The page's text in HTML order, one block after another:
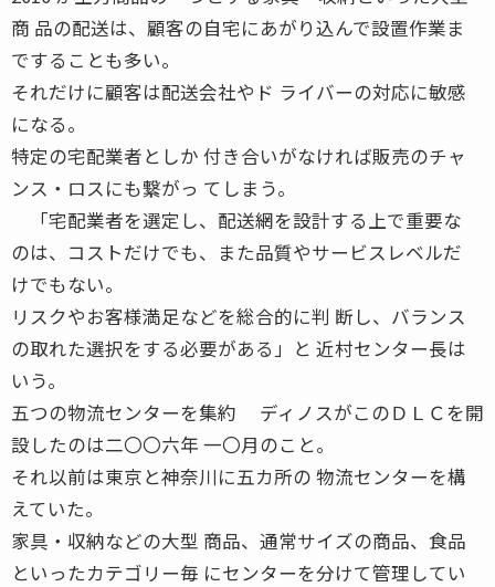
商 品の配送は、顧客の自宅にあがり込んで設置作業ま
ですることも多い。
それだけに顧客は配送会社やド ライバーの対応に敏感
になる。
特定の宅配業者としか 付き合いがなければ販売のチャ
ンス・ロスにも繋がっ てしまう。
「宅配業者を選定し、配送網を設計する上で重要な
のは、コストだけでも、また品質やサービスレベルだ
けでもない。
リスクやお客様満足などを総合的に判 断し、バランス
の取れた選択をする必要がある」と 近村センター長は
いう。
五つの物流センターを集約 ディノスがこのＤＬＣを開
設したのは二〇〇六年 一〇月のこと。
それ以前は東京と神奈川に五カ所の 物流センターを構
えていた。
家具・収納などの大型 商品、通常サイズの商品、食品
といったカテゴリー毎 にセンターを分けて管理してい